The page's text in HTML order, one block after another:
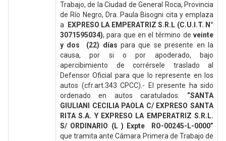
Trabajo, de la Ciudad de General Roca, Provincia
de Río Negro, Dra. Paula Bisogni cita y emplaza
a
EXPRESO LA EMPERATRIZ S.R.L (C.U.I.T. N°
3071595034), para que en el término de veinte
y dos (22) días para que se presente en la
causa, por si o por apoderado, bajo
apercibimiento de corrérsele traslado al
Defensor Oficial para que lo represente en los
autos (cfr.art.343 CPCC).- El presente ha sido
ordenado en autos caratulados: “SANTA
GIULIANI CECILIA PAOLA C/ EXPRESO SANTA
RITA S.A. Y EXPRESO LA EMPERATRIZ S.R.L.
S/ ORDINARIO (L ) Expte RO-00245-L-0000”
que tramita ante Cámara Primera de Trabajo de